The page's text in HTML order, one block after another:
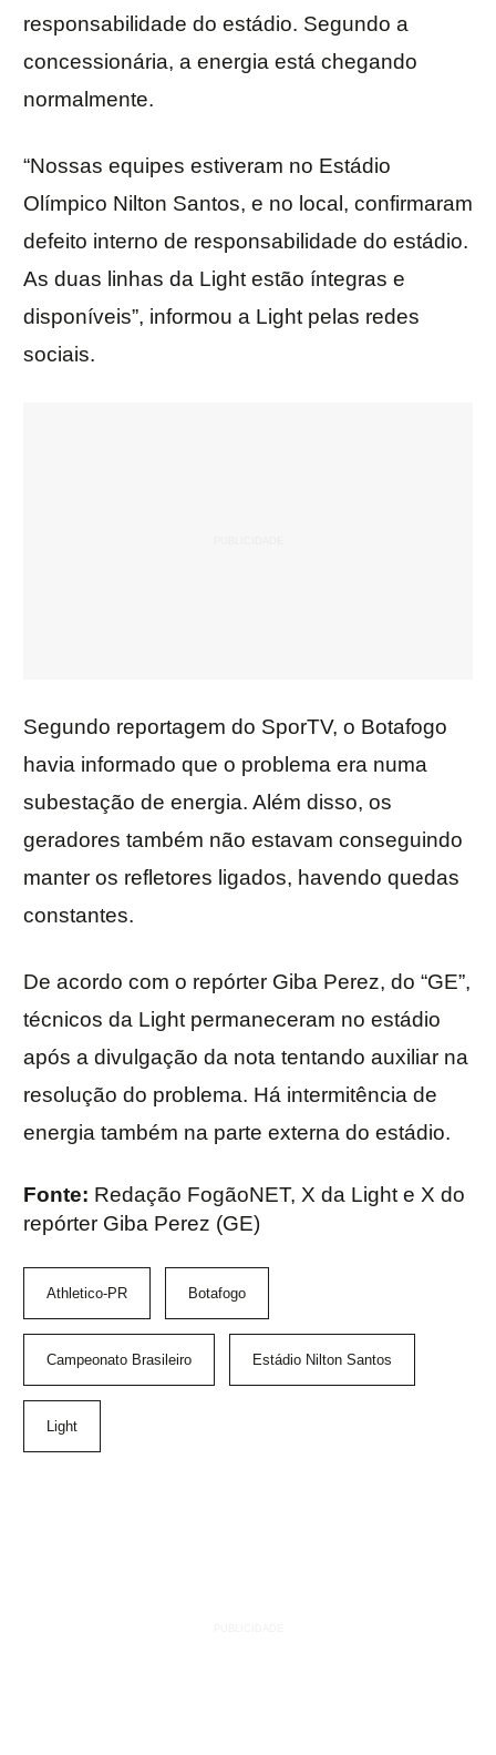
responsabilidade do estádio. Segundo a
concessionária, a energia está chegando
normalmente.
“Nossas equipes estiveram no Estádio
Olímpico Nilton Santos, e no local, confirmaram
defeito interno de responsabilidade do estádio.
As duas linhas da Light estão íntegras e
disponíveis”, informou a Light pelas redes
sociais.
Segundo reportagem do SporTV, o Botafogo
havia informado que o problema era numa
subestação de energia. Além disso, os
geradores também não estavam conseguindo
manter os refletores ligados, havendo quedas
constantes.
De acordo com o repórter Giba Perez, do “GE”,
técnicos da Light permaneceram no estádio
após a divulgação da nota tentando auxiliar na
resolução do problema. Há intermitência de
energia também na parte externa do estádio.
Fonte: Redação FogãoNET, X da Light e X do
repórter Giba Perez (GE)
Athletico-PR Botafogo
Campeonato Brasileiro Estádio Nilton Santos
Light